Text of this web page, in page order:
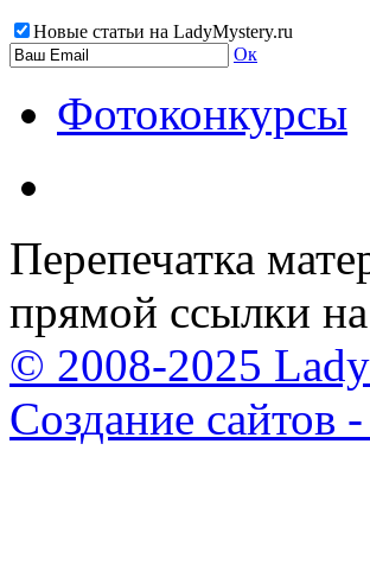
Новые статьи на LadyMystery.ru
Ок
Фотоконкурсы
Перепечатка
прямой ссылки
© 2008-2025
Создание сайтов